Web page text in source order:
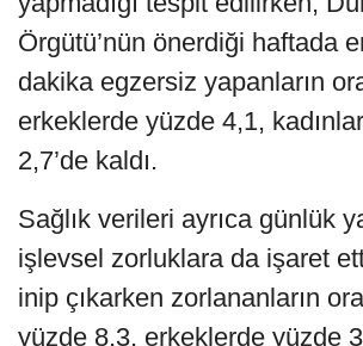
Örgütü’nün önerdiği haftada
dakika egzersiz yapanların
erkeklerde yüzde 4,1,
2,7’de kaldı.
Sağlık verileri ayrıca günlük
işlevsel zorluklara da işaret
inip çıkarken zorlananların
yüzde 8,3, erkeklerde yüzde